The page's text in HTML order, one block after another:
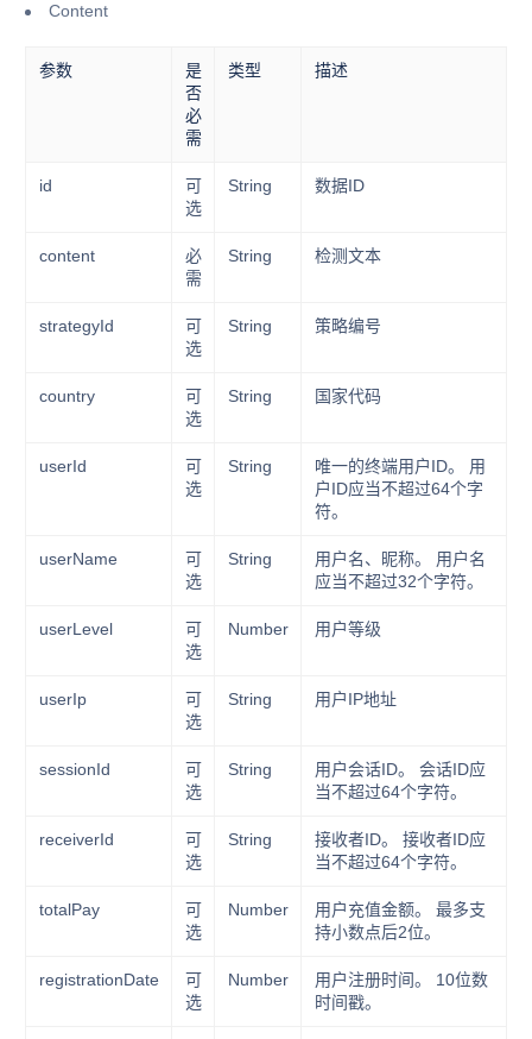
Content
参数
是
否
必
需
类型 描述
id
可
选
String 数据ID
content
必
需
String 检测文本
strategyId
可
选
String 策略编号
country
可
选
String 国家代码
userId
可
选
String
唯一的终端用户ID。 用
户ID应当不超过64个字
符。
userName
可
选
String
用户名、昵称。 用户名
应当不超过32个字符。
userLevel
可
选
Number 用户等级
userIp
可
选
String 用户IP地址
sessionId
可
选
String
用户会话ID。 会话ID应
当不超过64个字符。
receiverId
可
选
String
接收者ID。 接收者ID应
当不超过64个字符。
totalPay
可
选
Number
用户充值金额。 最多支
持小数点后2位。
registrationDate
可
选
Number
用户注册时间。 10位数
时间戳。